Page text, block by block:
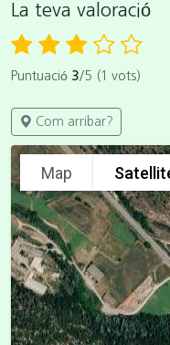
La teva valoració
Puntuació 3/5 (1 vots)
Com arribar?
Map